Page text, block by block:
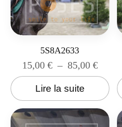
5S8A2633
15,00 € – 85,00 €
Lire la suite